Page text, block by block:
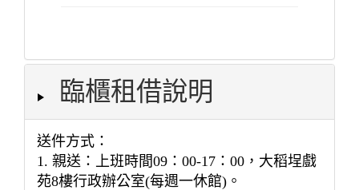
臨櫃租借說明
送件方式：
1. 親送：上班時間09：00-17：00，大稻埕戲
苑8樓行政辦公室(每週一休館)。